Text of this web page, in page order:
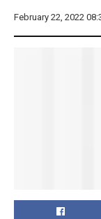
February 22, 2022